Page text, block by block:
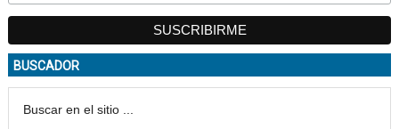
BUSCADOR